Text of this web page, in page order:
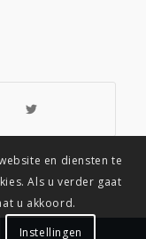
en diensten te
Als u verder gaat
u akkoord.
Instellingen